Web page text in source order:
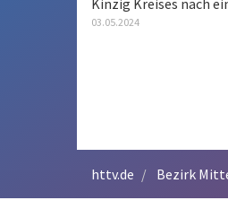
Kinzig Kreises nach
03.05.2024
httv.de Bezirk